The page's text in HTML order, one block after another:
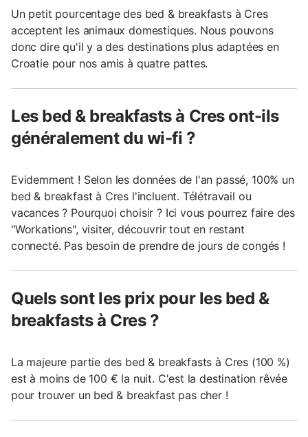
Un petit pourcentage des bed & breakfasts à Cres
acceptent les animaux domestiques. Nous pouvons
donc dire qu'il y a des destinations plus adaptées en
Croatie pour nos amis à quatre pattes.
Les bed & breakfasts à Cres ont-ils
généralement du wi-fi ?
Evidemment ! Selon les données de l'an passé, 100% un
bed & breakfast à Cres l'incluent. Télétravail ou
vacances ? Pourquoi choisir ? Ici vous pourrez faire des
"Workations", visiter, découvrir tout en restant
connecté. Pas besoin de prendre de jours de congés !
Quels sont les prix pour les bed &
breakfasts à Cres ?
La majeure partie des bed & breakfasts à Cres (100 %)
est à moins de 100 € la nuit. C'est la destination rêvée
pour trouver un bed & breakfast pas cher !